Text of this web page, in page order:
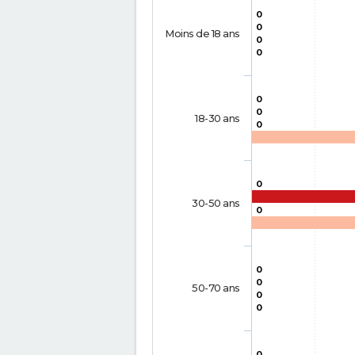
0
0
0
0
0
0
0
0
0
0
0
0
0
Moins de 18 ans
18-30 ans
30-50 ans
50-70 ans